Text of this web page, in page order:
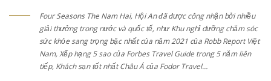
Four Seasons The Nam Hai, Hội An đã được công nhận bởi nhiều
giải thưởng trong nước và quốc tế, như Khu nghỉ dưỡng chăm sóc
sức khỏe sang trọng bậc nhất của năm 2021 của Robb Report Việt
Nam, Xếp hạng 5 sao của Forbes Travel Guide trong 5 năm liên
tiếp, Khách sạn tốt nhất Châu Á của Fodor Travel…